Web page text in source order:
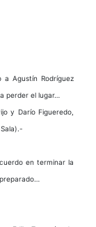
a Agustín Rodríguez
perder el lugar…
y Darío Figueredo,
en terminar la